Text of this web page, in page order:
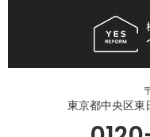
東京都中央区